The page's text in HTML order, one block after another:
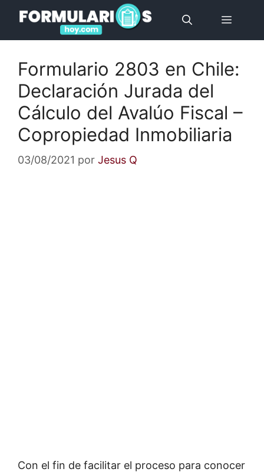
contenido
Menú
Formulario 2803 en Chile:
Declaración Jurada del
Cálculo del Avalúo Fiscal –
Copropiedad Inmobiliaria
03/08/2021 por Jesus Q
Con el fin de facilitar el proceso para conocer